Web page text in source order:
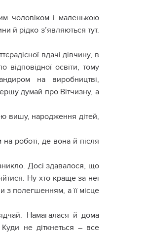
чоловіком і маленькою
й рідко з’являються тут.
вдачі дівчину, в
освіти, тому
на виробництві,
думай про Вітчизну, а
вишу, нарoдження дітей,
роботі, де вона й після
Досі здавалося, що
Ну хто краще за неї
з полегшенням, а її місце
Намагалася й дома
не діткнеться – все